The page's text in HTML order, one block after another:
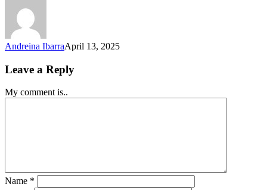
Andreina IbarraApril 13, 2025
Leave a Reply
My comment is..
Name *